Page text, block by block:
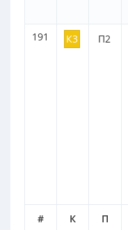
# К П
191 К3 П2